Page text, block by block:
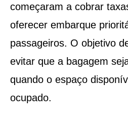
começaram a cobrar
oferecer embarque
passageiros. O objetivo
evitar que a bagagem
quando o espaço
ocupado.